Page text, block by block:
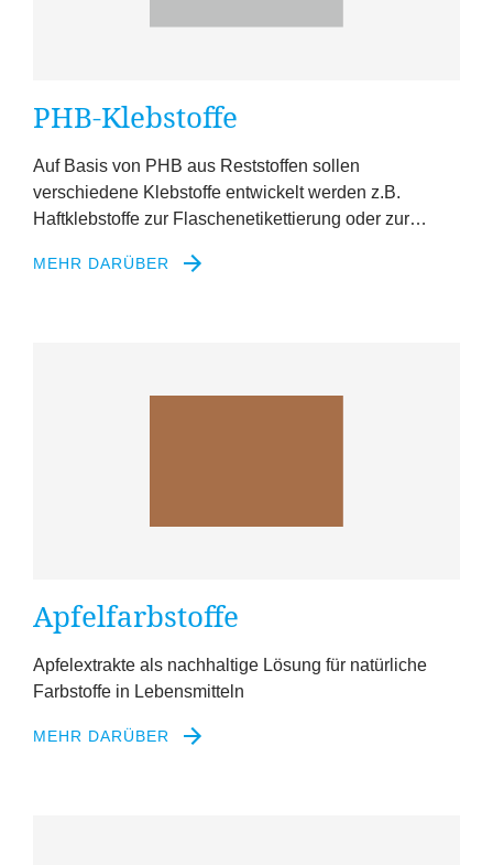
PHB-Klebstoffe
Auf Basis von PHB aus Reststoffen sollen
verschiedene Klebstoffe entwickelt werden z.B.
Haftklebstoffe zur Flaschenetikettierung oder zur…
MEHR DARÜBER
Apfelfarbstoffe
Apfelextrakte als nachhaltige Lösung für natürliche
Farbstoffe in Lebensmitteln
MEHR DARÜBER